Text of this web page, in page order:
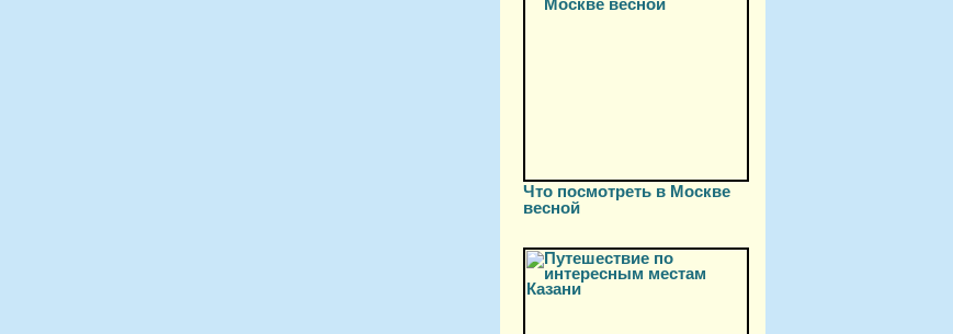
Что посмотреть в Москве
весной